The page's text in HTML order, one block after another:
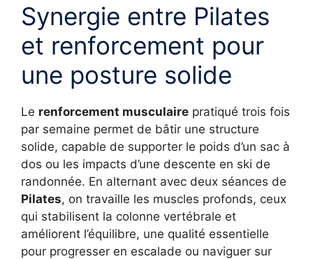
Synergie entre Pilates
et renforcement pour
une posture solide
Le renforcement musculaire pratiqué trois fois
par semaine permet de bâtir une structure
solide, capable de supporter le poids d’un sac à
dos ou les impacts d’une descente en ski de
randonnée. En alternant avec deux séances de
Pilates, on travaille les muscles profonds, ceux
qui stabilisent la colonne vertébrale et
améliorent l’équilibre, une qualité essentielle
pour progresser en escalade ou naviguer sur